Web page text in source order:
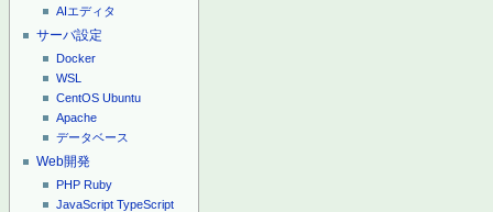
AIエディタ
サーバ設定
Docker
WSL
CentOS Ubuntu
Apache
データベース
Web開発
PHP Ruby
JavaScript TypeScript